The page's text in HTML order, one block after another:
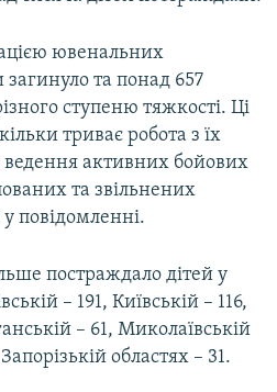
ювенальних
та понад 657
ступеню тяжкості. Ці
триває робота з їх
ведення активних бойових
та звільнених
повідомленні.
постраждало дітей у
– 191, Київській – 116,
– 61, Миколаївській
областях – 31.